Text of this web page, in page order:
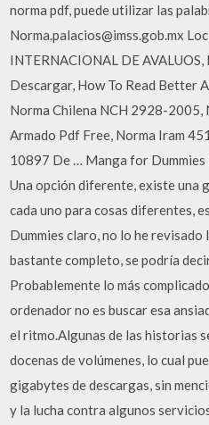
norma pdf, puede utilizar las
Norma.palacios@imss.gob.mx
INTERNACIONAL DE
Descargar, How To Read Better
Norma Chilena NCH 2928-2005,
Armado Pdf Free, Norma Iram
10897 De … Manga for
Una opción diferente, existe una
cada uno para cosas diferentes,
Dummies claro, no lo he
bastante completo, se podría
Probablemente lo más
ordenador no es buscar esa
el ritmo.Algunas de las historias
docenas de volúmenes, lo cual
gigabytes de descargas, sin
y la lucha contra algunos